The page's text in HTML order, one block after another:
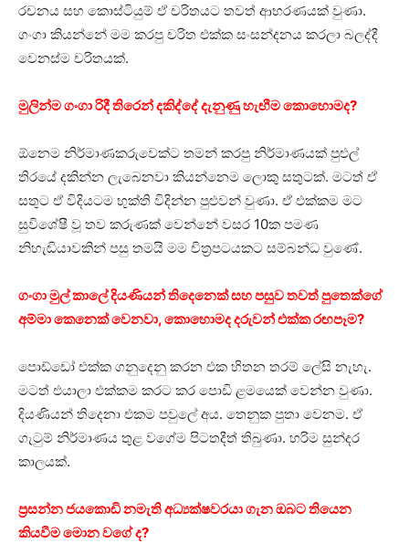
රචනය සහ කොස්ටියුම් ඒ චරිතයට තවත් ආභරණයක් වුණා.
ගංගා කියන්නේ මම කරපු චරිත එක්ක සංසන්දනය කරලා බලද්දී
වෙනස්ම චරිතයක්.
මුලින්ම ගංගා රිදී තිරෙන් දකිද්දේ දැනුණු හැඟීම කොහොමද?
ඕනෙම නිර්මාණකරුවෙක්ට තමන් කරපු නිර්මාණයක් පුළුල්
තිරයේ දකින්න ලැබෙනවා කියන්නෙම ලොකු සතුටක්. මටත් ඒ
සතුට ඒ විදියටම භුක්ති විදින්න පුළුවන් වුණා. ඒ එක්කම මට
සුවිශේෂී වූ තව කරුණක් වෙන්නේ වසර 10ක පමණ
නිහැඬියාවකින් පසු තමයි මම චිත්‍රපටයකට සම්බන්ධ වුණේ.
ගංගා මුල් කාලේ දියණියන් තිදෙනෙක් සහ පසුව තවත් පුතෙක්ගේ
අම්මා කෙනෙක් වෙනවා, කොහොමද දරුවන් එක්ක රඟපෑම?
පොඩ්ඩෝ එක්ක ගනුදෙනු කරන එක හිතන තරම් ලේසි නැහැ.
මටත් එයාලා එක්කම කරට කර පොඩි ළමයෙක් වෙන්න වුණා.
දියණියන් තිදෙනා එකම පවුලේ අය. තෙනුක පුතා වෙනම. ඒ
ගැටුම් නිර්මාණය තුළ වගේම පිටතදීත් තිබුණා. හරිම සුන්දර
කාලයක්.
ප්‍රසන්න ජයකොඩි නමැති අධ්‍යක්ෂවරයා ගැන ඔබට තියෙන
කියවීම මොන වගේ ද?